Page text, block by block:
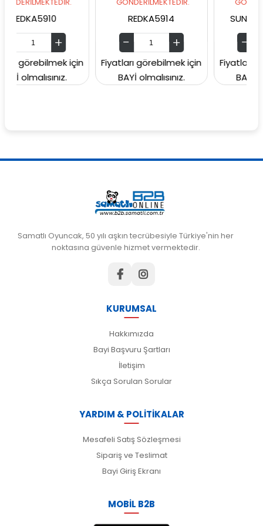
için
GÖNDERİLMEKTEDİR.
REDKA5914
Fiyatları görebilmek için
BAYİ olmalısınız.
Fiyatları
BAYİ
Samatlı Oyuncak, 50 yılı aşkın tecrübesiyle Türkiye'nin her
noktasına güvenle hizmet vermektedir.
KURUMSAL
Hakkımızda
Bayi Başvuru Şartları
İletişim
Sıkça Sorulan Sorular
YARDIM & POLİTİKALAR
Mesafeli Satış Sözleşmesi
Sipariş ve Teslimat
Bayi Giriş Ekranı
MOBİL B2B